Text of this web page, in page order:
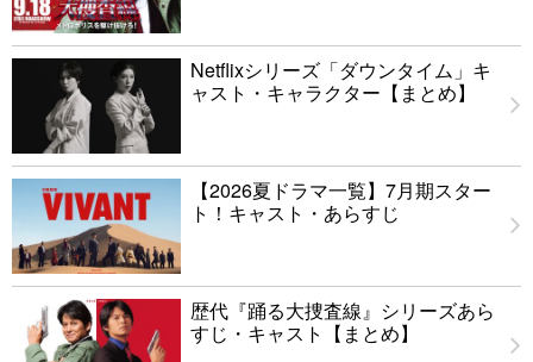
Netflixシリーズ「ダウンタイム」キ
ャスト・キャラクター【まとめ】
【2026夏ドラマ一覧】7月期スター
ト！キャスト・あらすじ
歴代『踊る大捜査線』シリーズあら
すじ・キャスト【まとめ】